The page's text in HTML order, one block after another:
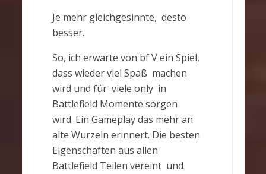
Je mehr gleichgesinnte, desto
besser.
So, ich erwarte von bf V ein Spiel,
dass wieder viel Spaß machen
wird und für viele only in
Battlefield Momente sorgen
wird. Ein Gameplay das mehr an
alte Wurzeln erinnert. Die besten
Eigenschaften aus allen
Battlefield Teilen vereint und